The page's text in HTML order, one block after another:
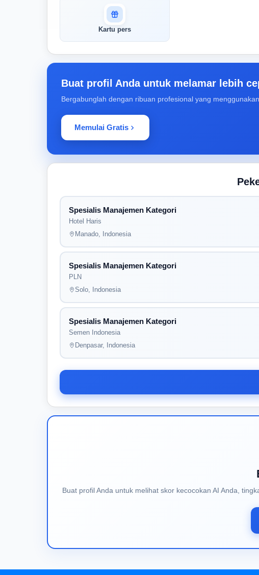
Buka Kunci Skor Pertandingan
Kartu pers
Buat profil Anda untuk melamar lebih
Bergabunglah dengan ribuan profesional yang
Memulai Gratis
Spesialis Manajemen Kategori
Hotel Haris
Manado, Indonesia
Spesialis Manajemen Kategori
PLN
Solo, Indonesia
Spesialis Manajemen Kategori
Semen Indonesia
Denpasar, Indonesia
Buat profil Anda untuk melihat skor kecocokan AI Anda,